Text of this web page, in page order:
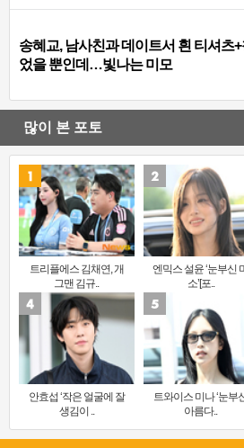
송혜교, 남사친과 데이트서 흰 티셔츠
었을 뿐인데…빛나는 미모
많이 본 포토
트리플에스 김채연, 개
그맨 김규..
엔믹스 설윤 ‘눈부신 미
소’[포..
안효섭 ‘작은 얼굴에 잘
생김이 ..
트와이스 미나 ‘눈부
아름다..